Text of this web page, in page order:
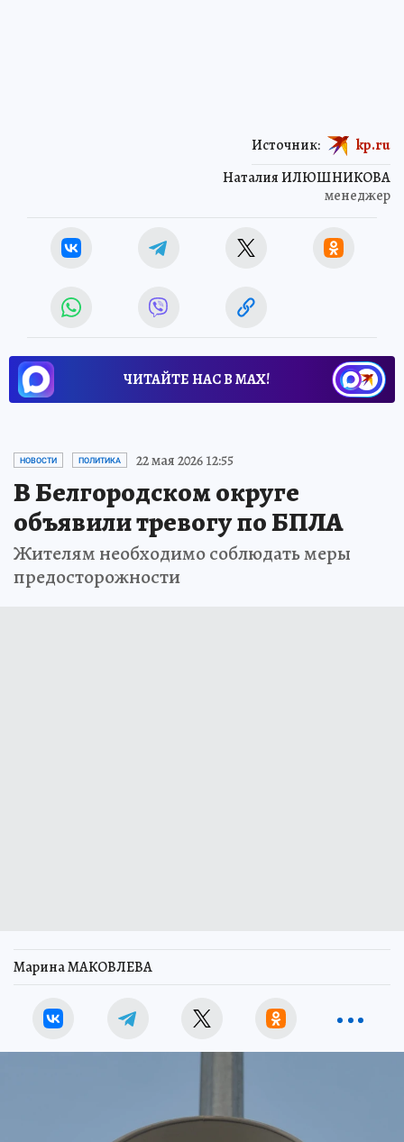
Наталия ИЛЮШНИКОВА
менеджер
Источник: kp.ru
ЧИТАЙТЕ НАС В МАХ!
НОВОСТИ ПОЛИТИКА 22 мая 2026 12:55
В Белгородском округе
объявили тревогу по БПЛА
Жителям необходимо соблюдать меры
предосторожности
Марина МАКОВЛЕВА